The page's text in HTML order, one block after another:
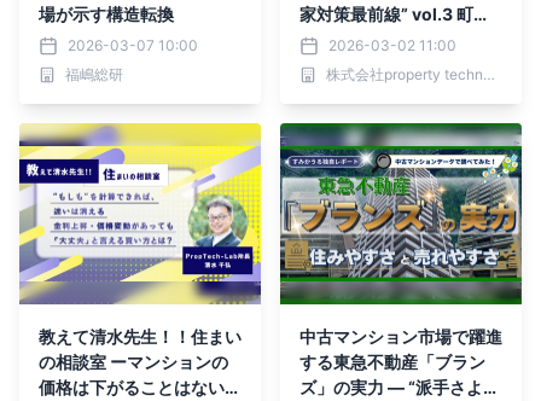
場が示す構造転換
2026-03-07 10:00
福嶋総研
家対策最前線” vol.3 町田
市 「人」と「家」が共に
老いるリスクにどう立ち向
かうか。町田市に学ぶ、空
環」させる官民連携モデル
｜property technologies
2026-03-02 11:00
株式会社property technologies
教えて清水先生！！住まい
の相談室 ーマンションの
価格は下がることはない
中古マンション市場で躍進
する東急不動産「ブラン
ズ」の実力 ― “派手さより